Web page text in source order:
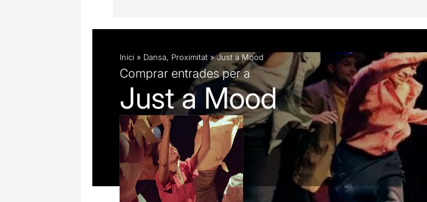
Inici » Dansa, Proximitat »Just a Mood
Comprar entrades per a
Just a Mood